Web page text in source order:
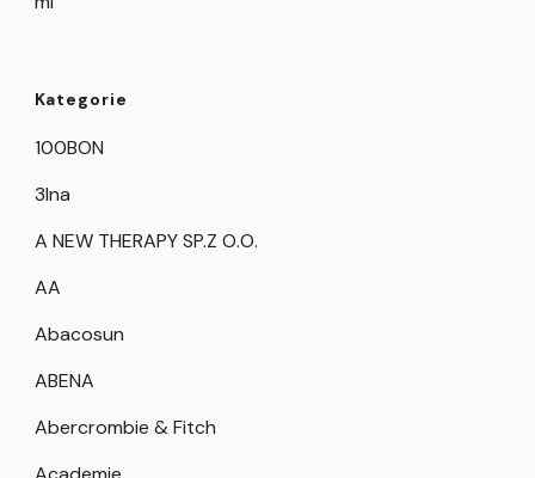
Kategorie
100BON
3Ina
A NEW THERAPY SP.Z O.O.
AA
Abacosun
ABENA
Abercrombie & Fitch